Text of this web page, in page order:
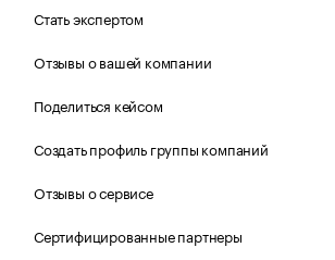
Стать экспертом
Отзывы о вашей компании
Поделиться кейсом
Создать профиль группы компаний
Отзывы о сервисе
Сертифицированные партнеры